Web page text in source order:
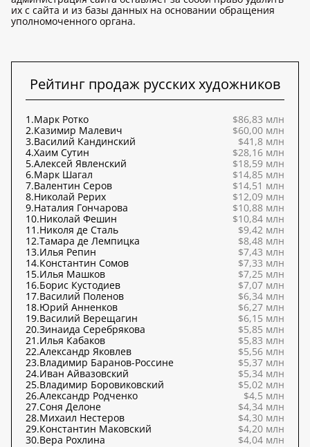
их с сайта и из базы данных на основании обращения
уполномоченного органа.
Рейтинг продаж русских художников
1.Марк Ротко
$86,83 млн
2.Казимир Малевич
$60,00 млн
3.Василий Кандинский
$41,8 млн
4.Хаим Сутин
$28,16 млн
5.Алексей Явленский
$18,59 млн
6.Марк Шагал
$14,85 млн
7.Валентин Серов
$14,51 млн
8.Николай Рерих
$12,09 млн
9.Наталия Гончарова
$10,88 млн
10.Николай Фешин
$10,84 млн
11.Николя де Сталь
$9,42 млн
12.Тамара де Лемпицка
$8,48 млн
13.Илья Репин
$7,43 млн
14.Константин Сомов
$7,33 млн
15.Илья Машков
$7,25 млн
16.Борис Кустодиев
$7,07 млн
17.Василий Поленов
$6,34 млн
18.Юрий Анненков
$6,27 млн
19.Василий Верещагин
$6,15 млн
20.Зинаида Серебрякова
$5,85 млн
21.Илья Кабаков
$5,83 млн
22.Александр Яковлев
$5,56 млн
23.Владимир Баранов-Россине
$5,37 млн
24.Иван Айвазовский
$5,34 млн
25.Владимир Боровиковский
$5,02 млн
26.Александр Родченко
$4,5 млн
27.Соня Делоне
$4,34 млн
28.Михаил Нестеров
$4,30 млн
29.Константин Маковский
$4,20 млн
30.Вера Рохлина $4,04 млн